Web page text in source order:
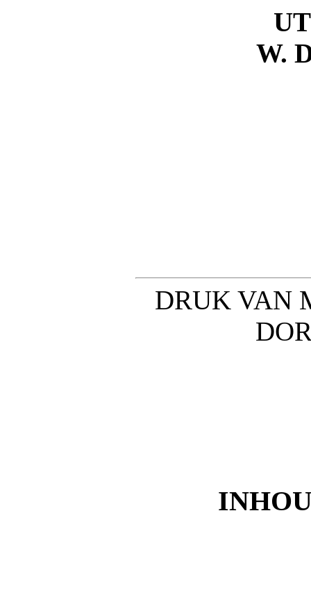
W.
DRUK VAN